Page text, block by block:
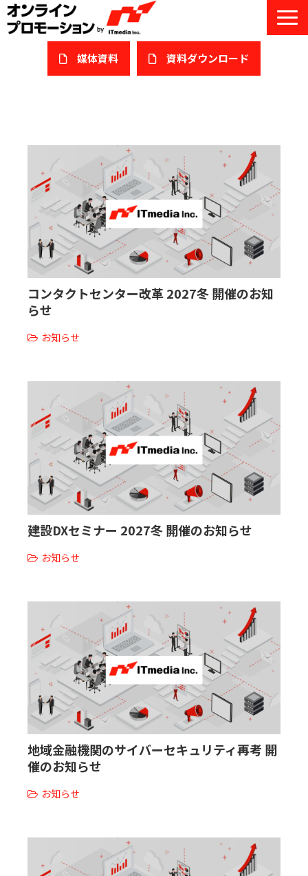
媒体資料 ​資料ダウンロード
サービスガイド/お役立ち資料
課題/ターゲット別で探す
オンライン展示会/協賛ウェビナー
導入事例
セミナー情報/ブログ
コンタクトセンター改革 2027冬 開催のお知
らせ
お知らせ
建設DXセミナー 2027冬 開催のお知らせ
お知らせ
地域金融機関のサイバーセキュリティ再考 開
催のお知らせ
お知らせ